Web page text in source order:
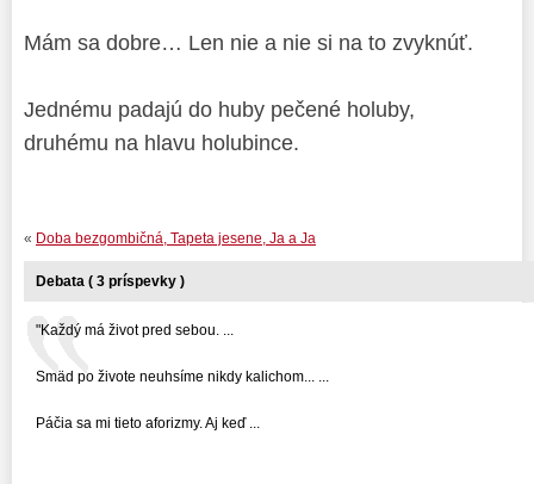
Mám sa dobre… Len nie a nie si na to zvyknúť.
Jednému padajú do huby pečené holuby,
druhému na hlavu holubince.
« Doba bezgombičná, Tapeta jesene, Ja a Ja
Debata ( 3 príspevky )
"Každý má život pred sebou. ...
Smäd po živote neuhsíme nikdy kalichom... ...
Páčia sa mi tieto aforizmy. Aj keď ...